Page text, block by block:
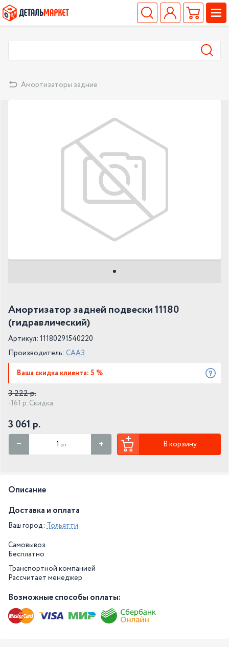
Амортизаторы задние
Амортизатор задней подвески 11180
(гидравлический)
Артикул: 11180291540220
Производитель: СААЗ
Ваша скидка клиента: 5 %
3 222 р.
-161 р. Скидка
3 061 р.
шт В корзину
Описание
Доставка и оплата
Ваш город: Тольятти
Самовывоз
Бесплатно
Транспортной компанией
Рассчитает менеджер
Возможные способы оплаты: